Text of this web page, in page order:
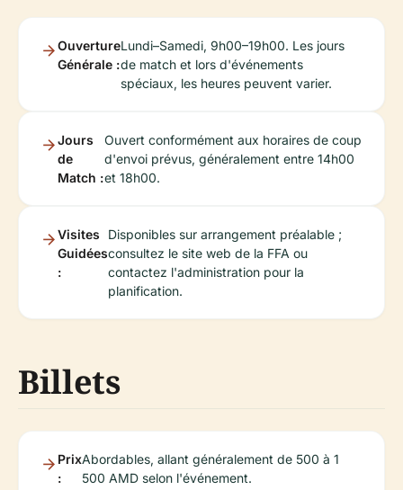
Ouverture
Générale :
Lundi–Samedi, 9h00–19h00. Les jours
de match et lors d'événements
spéciaux, les heures peuvent varier.
Jours
de
Match :
Ouvert conformément aux horaires de coup
d'envoi prévus, généralement entre 14h00
et 18h00.
Visites
Guidées
:
Disponibles sur arrangement préalable ;
consultez le site web de la FFA ou
contactez l'administration pour la
planification.
Billets
Prix
:
Abordables, allant généralement de 500 à 1
500 AMD selon l'événement.